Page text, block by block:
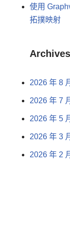
使用
拓撲映射
Archives
2026 年 8
2026 年 7
2026 年 5
2026 年 3
2026 年 2